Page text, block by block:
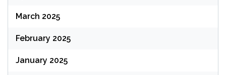
March 2025
February 2025
January 2025